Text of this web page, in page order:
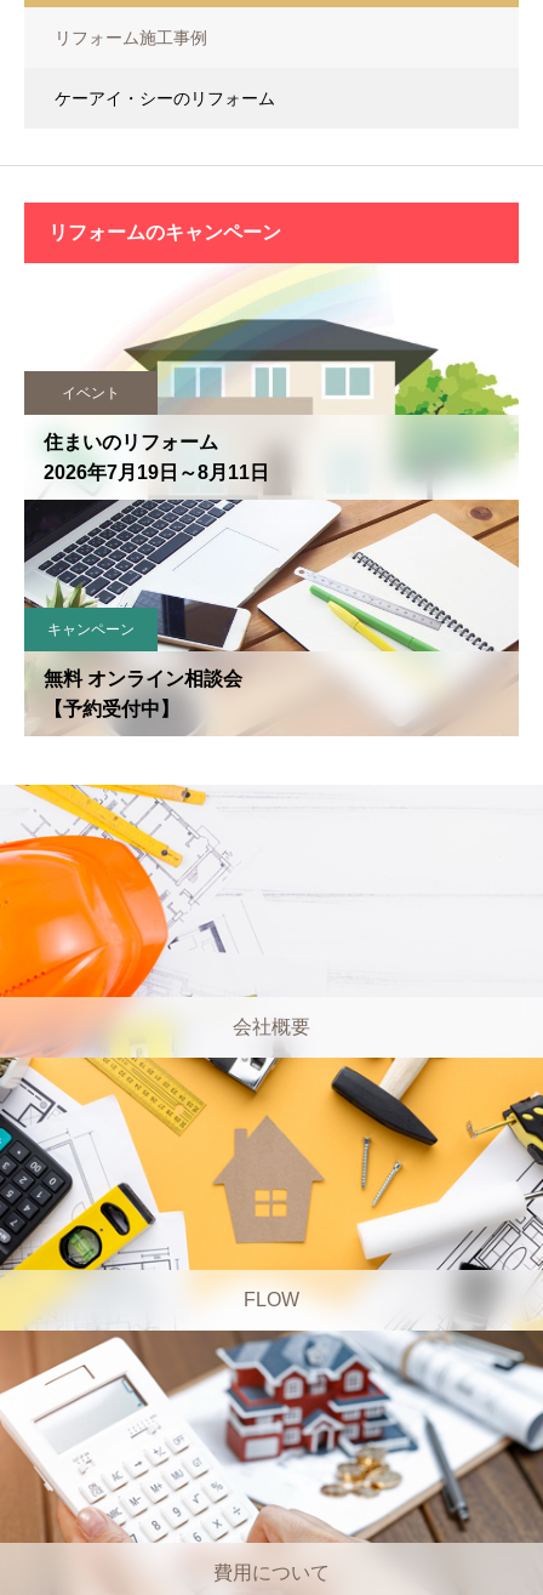
リフォーム施工事例
ケーアイ・シーのリフォーム
リフォームのキャンペーン
イベント
住まいのリフォーム
2026年7月19日～8月11日
キャンペーン
無料 オンライン相談会
【予約受付中】
会社概要
FLOW
費用について